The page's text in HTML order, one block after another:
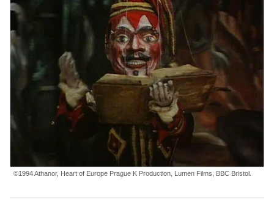
©1994 Athanor, Heart of Europe Prague K Production, Lumen Films, BBC Bristol.